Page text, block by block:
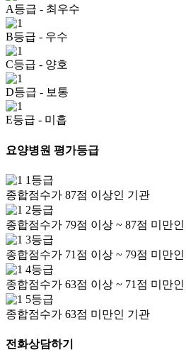
A등급 - 최우수
B등급 - 우수
C등급 - 양호
D등급 - 보통
E등급 - 미흡
요양병원 평가등급
1등급
종합점수가 87점 이상인 기관
2등급
종합점수가 79점 이상 ~ 87점 미만
3등급
종합점수가 71점 이상 ~ 79점 미만
4등급
종합점수가 63점 이상 ~ 71점 미만
5등급
종합점수가 63점 미만인 기관
전화상담하기